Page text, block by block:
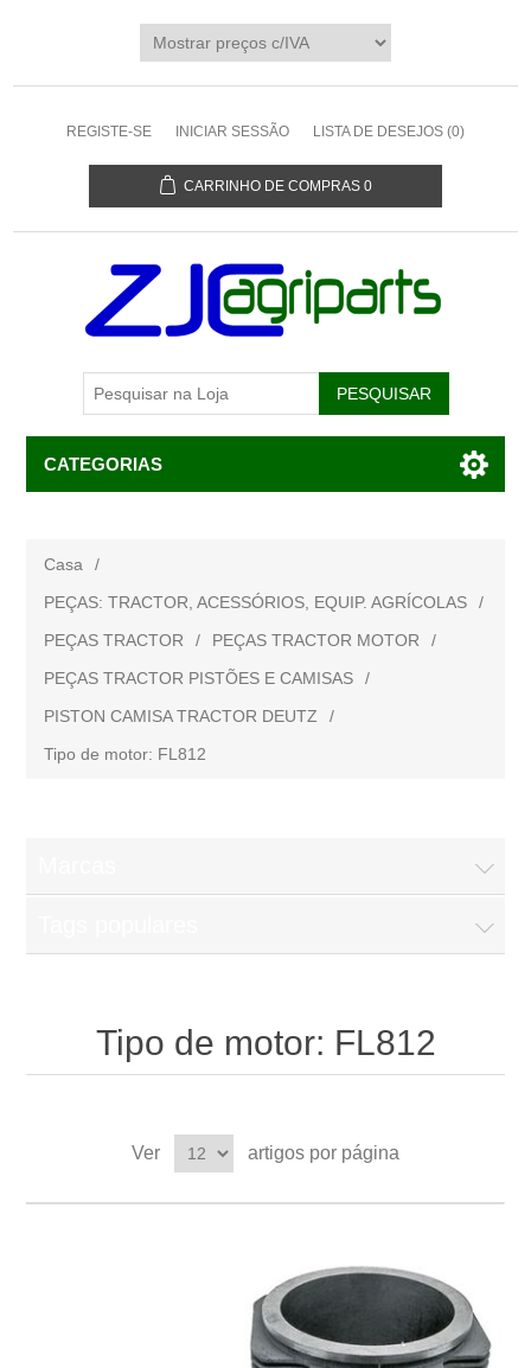
REGISTE-SE INICIAR SESSÃO LISTA DE DESEJOS (0)
CARRINHO DE COMPRAS 0
CATEGORIAS
Casa
/
PEÇAS: TRACTOR, ACESSÓRIOS, EQUIP. AGRÍCOLAS
/
PEÇAS TRACTOR
/ PEÇAS TRACTOR MOTOR
/
PEÇAS TRACTOR PISTÕES E CAMISAS
/
PISTON CAMISA TRACTOR DEUTZ
/
Tipo de motor: FL812
Tipo de motor: FL812
Ver artigos por página